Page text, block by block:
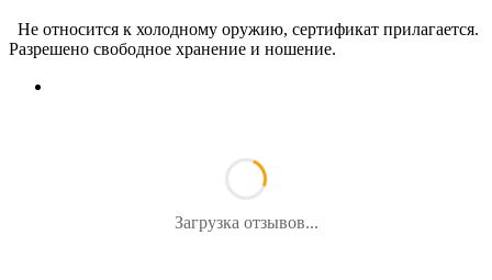
Не относится к холодному оружию, сертификат прилагается.
Разрешено свободное хранение и ношение.
Загрузка отзывов...